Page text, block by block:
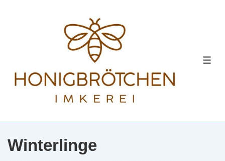
Winterlinge